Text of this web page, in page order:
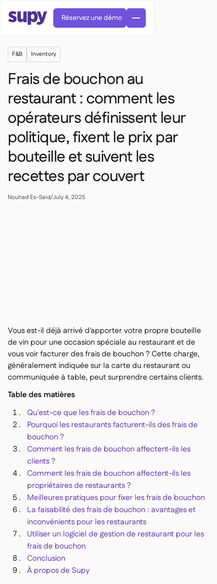
 Commandes et achats
 Cuisine centrale
Supy Connect
Autorisations et limites
 Factures et demandes d'avoir IA
Détection d'anomalies IA (bientôt
disponible)
 Prévisions des ventes par IA
Feuille de calcul
Open API
Delta Sharing
 Logiciel de Caisse
 Accounting
 ERP
 Agrégateurs
 Partenariats
 Implementation
 Gastronomique
 Restauration rapide
 Bars et Cafés
Cuisine centrale
Blog
Fiches pratiques et webinaires
Podcast
 À propos
 Carrières
EN
AR
FR
DE
Réservez une démo
F&B Inventory
Frais de bouchon au
restaurant : comment les
opérateurs définissent leur
politique, fixent le prix par
bouteille et suivent les
recettes par couvert
Nouhad Es-Said/July 4, 2025
Vous est-il déjà arrivé d'apporter votre propre bouteille
de vin pour une occasion spéciale au restaurant et de
vous voir facturer des frais de bouchon ? Cette charge,
généralement indiquée sur la carte du restaurant ou
communiquée à table, peut surprendre certains clients.
Table des matières
Qu'est-ce que les frais de bouchon ?
Pourquoi les restaurants facturent-ils des frais de
bouchon ?
Comment les frais de bouchon affectent-ils les
clients ?
Comment les frais de bouchon affectent-ils les
propriétaires de restaurants ?
Meilleures pratiques pour fixer les frais de bouchon
La faisabilité des frais de bouchon : avantages et
inconvénients pour les restaurants
Utiliser un logiciel de gestion de restaurant pour les
frais de bouchon
Conclusion
À propos de Supy